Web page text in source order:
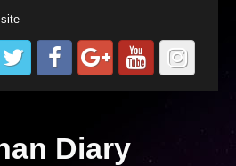
Diary